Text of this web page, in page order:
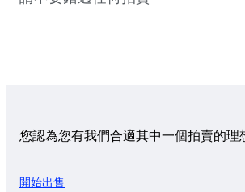
您認為您有我們合適其中一個拍賣的理
開始出售